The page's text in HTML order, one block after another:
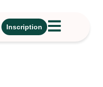
Inscription